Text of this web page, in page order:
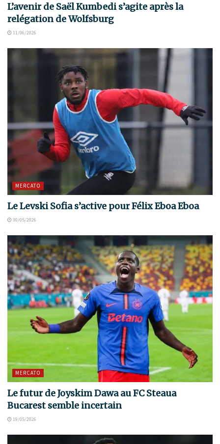
L’avenir de Saël Kumbedi s’agite après la
relégation de Wolfsburg
11/06/2026
MERCATO
Le Levski Sofia s’active pour Félix Eboa Eboa
30/05/2026
MERCATO
Le futur de Joyskim Dawa au FC Steaua
Bucarest semble incertain
19/05/2026